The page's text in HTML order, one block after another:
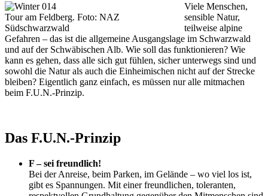
Tour am Feldberg. Foto: NAZ
Südschwarzwald
Viele Menschen,
sensible Natur,
teilweise alpine
Gefahren – das ist die allgemeine Ausgangslage im Schwarzwald
und auf der Schwäbischen Alb. Wie soll das funktionieren? Wie
kann es gehen, dass alle sich gut fühlen, sicher unterwegs sind und
sowohl die Natur als auch die Einheimischen nicht auf der Strecke
bleiben? Eigentlich ganz einfach, es müssen nur alle mitmachen
beim F.U.N.-Prinzip.
Das F.U.N.-Prinzip
F – sei freundlich!
Bei der Anreise, beim Parken, im Gelände – wo viel los ist,
gibt es Spannungen. Mit einer freundlichen, toleranten,